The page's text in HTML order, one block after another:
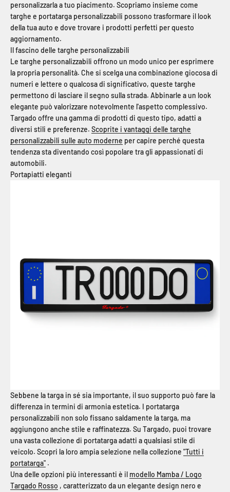
personalizzarla a tuo piacimento. Scopriamo insieme come
targhe e portatarga personalizzabili possono trasformare il look
della tua auto e dove trovare i prodotti perfetti per questo
aggiornamento.
Il fascino delle targhe personalizzabili
Le targhe personalizzabili offrono un modo unico per esprimere
la propria personalità. Che si scelga una combinazione giocosa di
numeri e lettere o qualcosa di significativo, queste targhe
permettono di lasciare il segno sulla strada. Abbinarle a un look
elegante può valorizzare notevolmente l'aspetto complessivo.
Targado offre una gamma di prodotti di questo tipo, adatti a
diversi stili e preferenze. Scoprite i vantaggi delle targhe
personalizzabili sulle auto moderne per capire perché questa
tendenza sta diventando così popolare tra gli appassionati di
automobili.
Portapiatti eleganti
Sebbene la targa in sé sia ​​importante, il suo supporto può fare la
differenza in termini di armonia estetica. I portatarga
personalizzabili non solo fissano saldamente la targa, ma
aggiungono anche stile e raffinatezza. Su Targado, puoi trovare
una vasta collezione di portatarga adatti a qualsiasi stile di
veicolo. Scopri la loro ampia selezione nella collezione "Tutti i
portatarga" .
Una delle opzioni più interessanti è il modello Mamba / Logo
Targado Rosso , caratterizzato da un elegante design nero e